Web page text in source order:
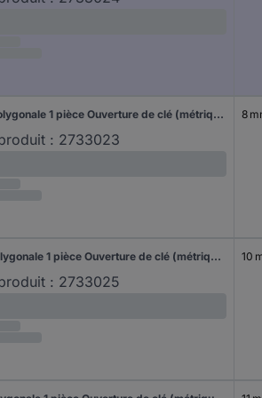
kwb 470108 Clé polygonale 1 pièce Ouverture de clé (métrique) 8 mm
: 2733023
8
kwb 470110 Clé polygonale 1 pièce Ouverture de clé (métrique) 10 mm
: 2733025
10